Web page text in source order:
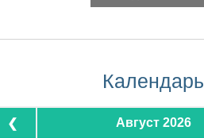
Календарь
❮ Август 2026